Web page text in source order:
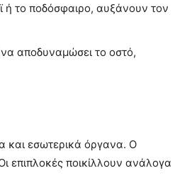
το ποδόσφαιρο, αυξάνουν τον
αποδυναμώσει το οστό,
και εσωτερικά όργανα. Ο
επιπλοκές ποικίλλουν ανάλογα